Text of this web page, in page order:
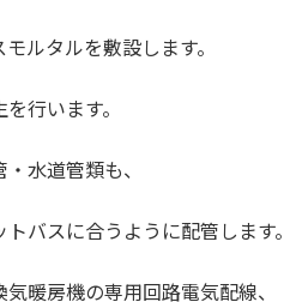
ルタルを敷設します。
行います。
水道管類も、
トバスに合うように配管します
気暖房機の専用回路電気配線、